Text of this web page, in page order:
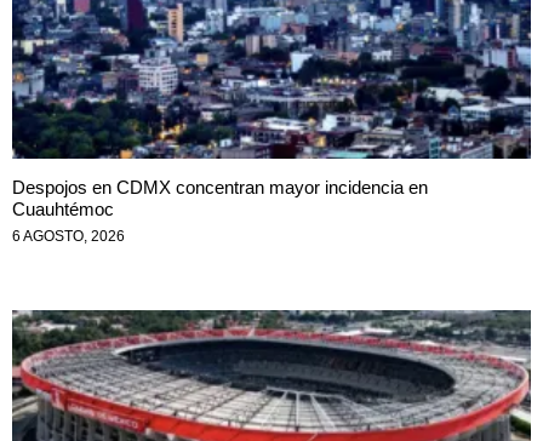
Despojos en CDMX concentran mayor incidencia en
Cuauhtémoc
6 AGOSTO, 2026